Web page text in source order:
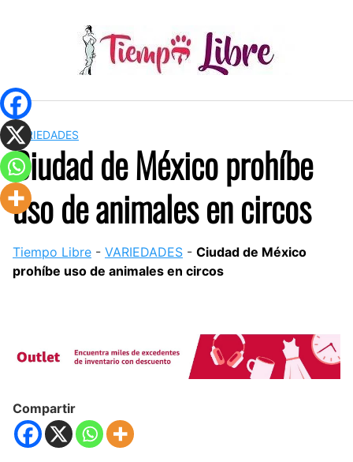
VARIEDADES
Ciudad de México prohíbe
uso de animales en circos
Tiempo Libre - VARIEDADES - Ciudad de México
prohíbe uso de animales en circos
Compartir